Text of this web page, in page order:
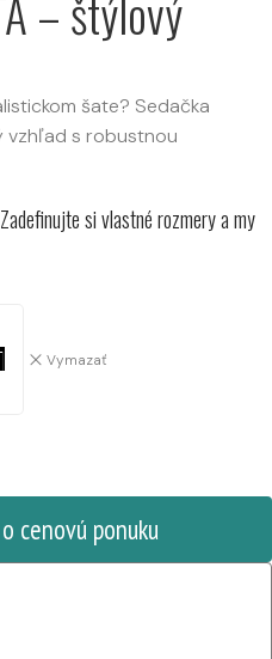
šate? Sedačka
vzhľad s robustnou
si vlastné rozmery a my
Vymazať
cenovú ponuku